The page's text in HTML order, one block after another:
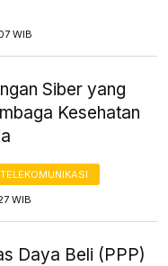
WIB
Siber yang
Kesehatan
WIB
Daya Beli (PPP)